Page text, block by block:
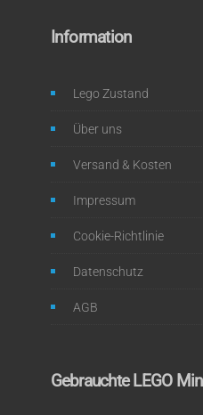
Information
Lego Zustand
Über uns
Versand & Kosten
Impressum
Cookie-Richtlinie
Datenschutz
AGB
Gebrauchte LEGO